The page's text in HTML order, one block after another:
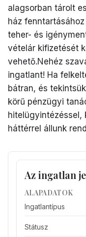
alagsorban tárolt
ház
teher- és
vételár kifizetését
vehető.Nehéz
ingatlant! Ha
bátran, és
körű pénzügyi
hitelügyintézéssel,
háttérrel állunk
Az ingatlan
ALAPADATOK
Ingatlantípus
Státusz